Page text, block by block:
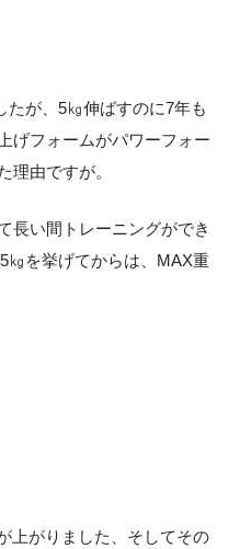
たが、5㎏伸ばすのに7年も
げフォームがパワーフォー
理由ですが。
長い間トレーニングができ
㎏を挙げてからは、MAX重
上がりました、そしてその